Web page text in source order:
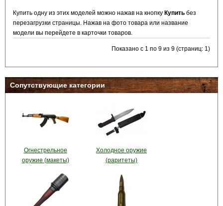
Купить одну из этих моделей можно нажав на кнопку Купить без
перезагрузки страницы. Нажав на фото товара или название
модели вы перейдете в карточки товаров.
Показано с 1 по 9 из 9 (страниц: 1)
Сопутствующие категории
Огнестрельное
оружие (макеты)
Холодное оружие
(раритеты)